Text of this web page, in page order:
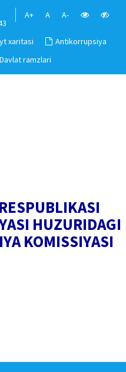
A+ A A-
xaritasi
Antikorrupsiya
Davlat ramzlari
HUZURIDAGI
KOMISSIYASI